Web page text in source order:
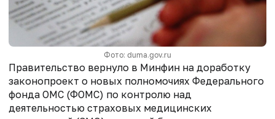
Фото: duma.gov.ru
Правительство вернуло в Минфин на доработку
законопроект о новых полномочиях Федерального
фонда ОМС (ФОМС) по контролю над
деятельностью страховых медицинских